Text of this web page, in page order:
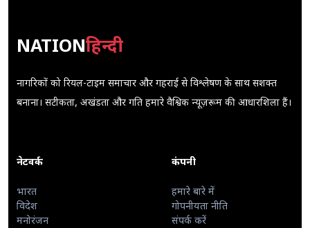
NATIONहिन्दी
नागरिकों को रियल-टाइम समाचार और गहराई से विश्लेषण के साथ सशक्त
बनाना। सटीकता, अखंडता और गति हमारे वैश्विक न्यूज़रूम की आधारशिला हैं।
नेटवर्क
भारत
विदेश
मनोरंजन
कंपनी
हमारे बारे में
गोपनीयता नीति
संपर्क करें